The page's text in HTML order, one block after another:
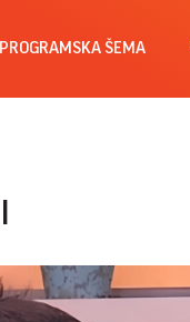
PROGRAMSKA ŠEMA